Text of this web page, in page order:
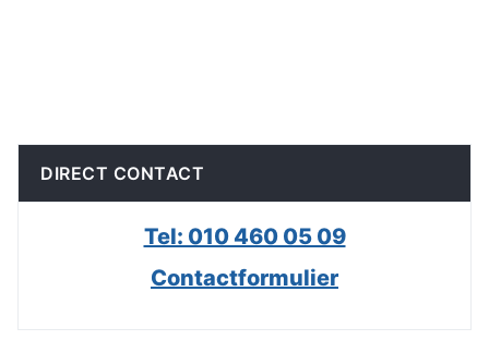
DIRECT CONTACT
Tel: 010 460 05 09
Contactformulier